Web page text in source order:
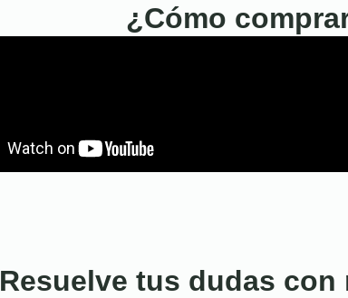
¿Cómo
Resuelve tus dudas